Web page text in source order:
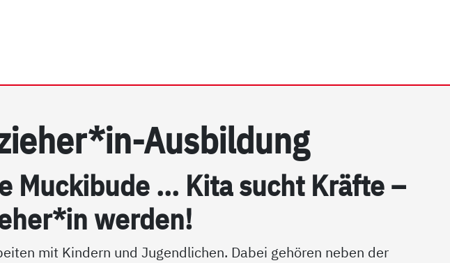
Aus­bil­dung
Mu­cki­bu­de ... Ki­ta sucht Kräf­te –
wer­den!
mit Kindern und Jugendlichen. Dabei gehören neben der